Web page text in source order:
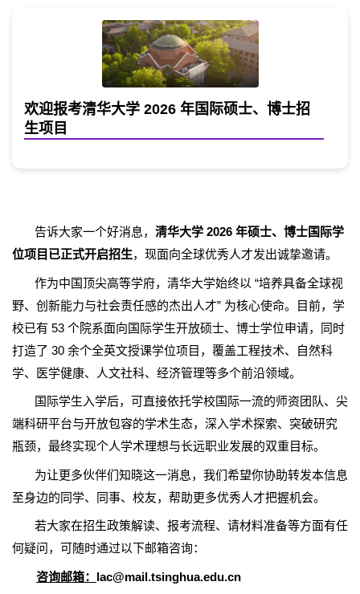
欢迎报考清华大学 2026 年国际硕士、博士招
生项目
告诉大家一个好消息， 清华大学 2026 年硕士、博士国际学
位项目已正式开启招生，现面向全球优秀人才发出诚挚邀请。
作为中国顶尖高等学府，清华大学始终以 “培养具备全球视
野、创新能力与社会责任感的杰出人才” 为核心使命。目前，学
校已有 53 个院系面向国际学生开放硕士、博士学位申请，同时
打造了 30 余个全英文授课学位项目，覆盖工程技术、自然科
学、医学健康、人文社科、经济管理等多个前沿领域。
国际学生入学后，可直接依托学校国际一流的师资团队、尖
端科研平台与开放包容的学术生态，深入学术探索、突破研究
瓶颈，最终实现个人学术理想与长远职业发展的双重目标。
为让更多伙伴们知晓这一消息，我们希望你协助转发本信息
至身边的同学、同事、校友，帮助更多优秀人才把握机会。
若大家在招生政策解读、报考流程、请材料准备等方面有任
何疑问，可随时通过以下邮箱咨询：
咨询邮箱： lac@mail.tsinghua.edu.cn